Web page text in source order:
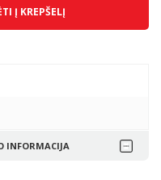
INFORMACIJA
Į KREPŠELĮ